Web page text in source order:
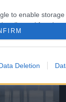
to enable
and fraud
Deletion